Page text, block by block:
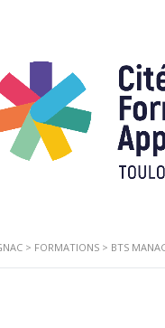
> FORMATIONS > BTS